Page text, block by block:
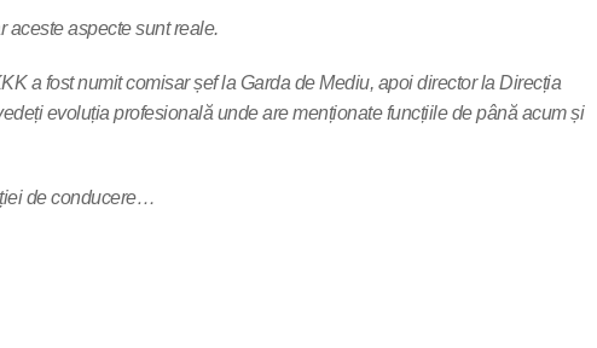
aceste aspecte sunt reale.
a fost numit comisar șef la Garda de Mediu, apoi director la Direcția
evoluția profesională unde are menționate funcțiile de până acum și
de conducere…